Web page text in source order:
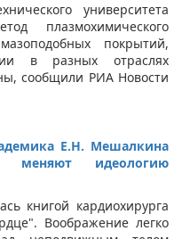
университета
плазмохимического
покрытий,
в разных отраслях
сообщили РИА Новости
Е.Н. Мешалкина
меняют идеологию
книгой кардиохирурга
Воображение легко